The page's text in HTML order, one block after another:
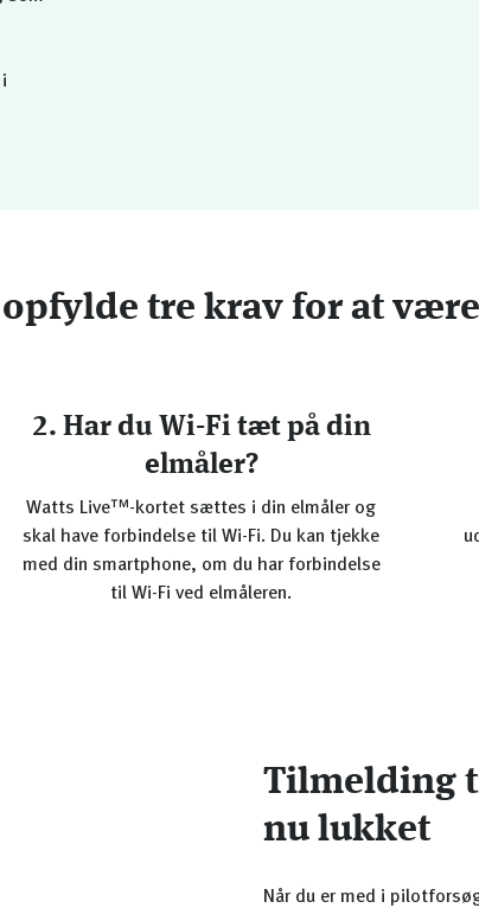
opfylde tre krav for at
2. Har du Wi-Fi tæt på din
elmåler?
Watts Live™-kortet sættes i din elmåler og
skal have forbindelse til Wi-Fi. Du kan tjekke
med din smartphone, om du har forbindelse
til Wi-Fi ved elmåleren.
Tilmelding
nu lukket
Når du er med i